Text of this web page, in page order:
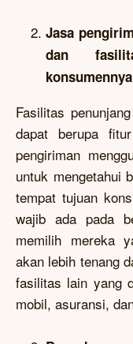
Jasa
dan
konsumennya
Fasilitas
dapat berupa
pengiriman
untuk mengetahui
tempat tujuan
wajib ada pada
memilih mereka
akan lebih tenang
fasilitas lain yang
mobil, asuransi,